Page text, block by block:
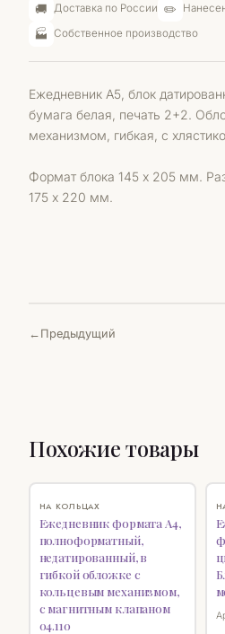
🚚 Доставка по России ✏️
🏭 Собственное производство
Ежедневник А5, блок
бумага белая, печать 2+2.
механизмом, гибкая, с
Формат блока 145 х 205 мм.
175 х 220 мм.
Предыдущий
Похожие товары
НОВИНКА
НА КОЛЬЦАХ
Ежедневник формата А4,
полноформатный,
недатированный, в
гибкой обложке с
кольцевым механизмом,
с магнитным клапаном
04.110